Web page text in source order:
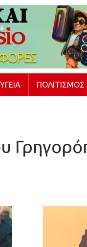
ΥΓΕΊΑ ΠΟΛΙΤΙΣΜΌΣ